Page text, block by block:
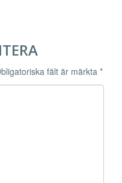
fält är märkta *